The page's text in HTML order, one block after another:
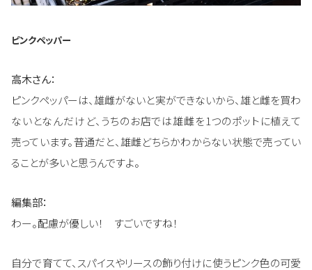
ピンクペッパー
高木さん：
ピンクペッパーは、雄雌がないと実ができないから、雄と雌を買わ
ないとなんだけど、うちのお店では雄雌を1つのポットに植えて
売っています。普通だと、雄雌どちらかわからない状態で売ってい
ることが多いと思うんですよ。
編集部：
わー。配慮が優しい！ すごいですね！
自分で育てて、スパイスやリースの飾り付けに使うピンク色の可愛